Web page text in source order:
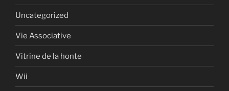
Uncategorized
Vie Associative
Vitrine de la honte
Wii